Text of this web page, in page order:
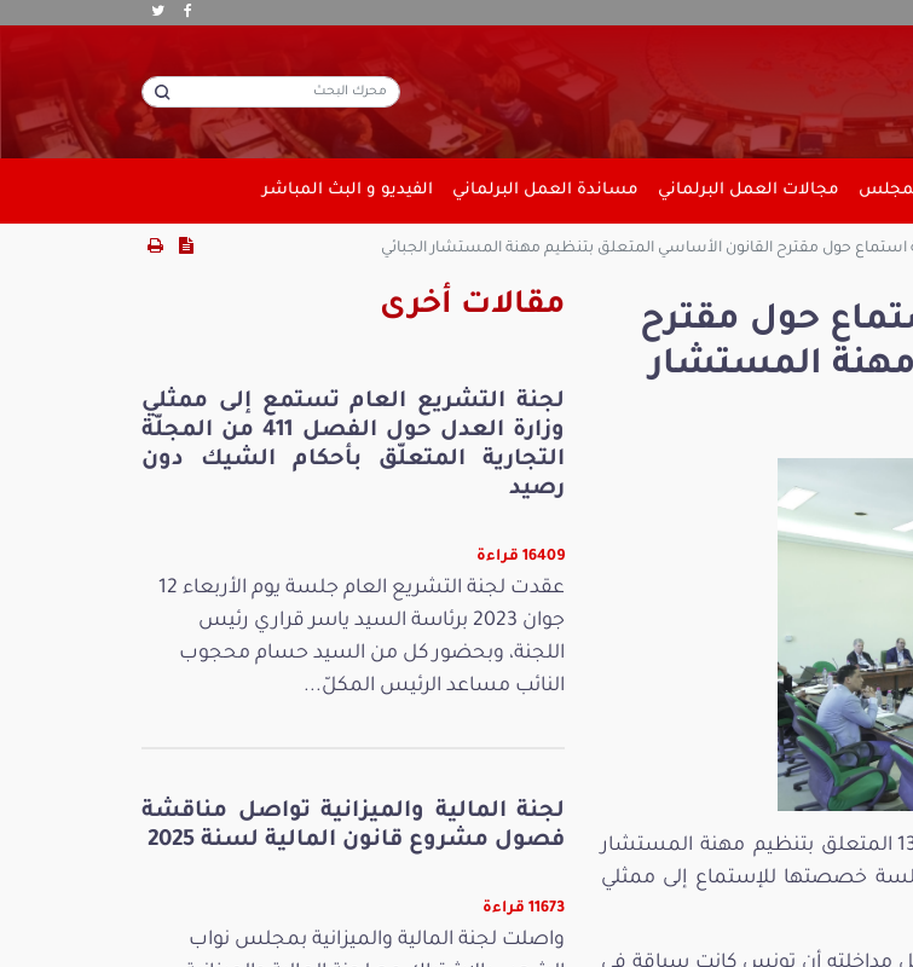
مجالات العمل البرلماني مساندة العمل البرلماني الفيديو و البث المباشر
حول مقترح القانون الأساسي المتعلق بتنظيم مهنة المستشار الجبائي
حول مقترح
مهنة المستشار
في إطار مواصلة النظر في مقترح القانون الأساسي عدد 13/2023 المتعلق بتنظيم مهنة المستشار
عقدت لجنة التشريع العام اليوم الجمعة 02 ماي 2025 جلسة خصصتها للإستماع إلى ممثلي
مقالات أخرى
لجنة التشريع العام تستمع إلى ممثلي
وزارة العدل حول الفصل 411 من المجلّة
التجارية المتعلّق بأحكام الشيك دون
رصيد
16409 قراءة
عقدت لجنة التشريع العام جلسة يوم الأربعاء 12
جوان 2023 برئاسة السيد ياسر قراري رئيس
اللجنة، وبحضور كل من السيد حسام محجوب
النائب مساعد الرئيس المكلّ...
لجنة المالية والميزانية تواصل مناقشة
فصول مشروع قانون المالية لسنة 2025
11673 قراءة
واصلت لجنة المالية والميزانية بمجلس نواب